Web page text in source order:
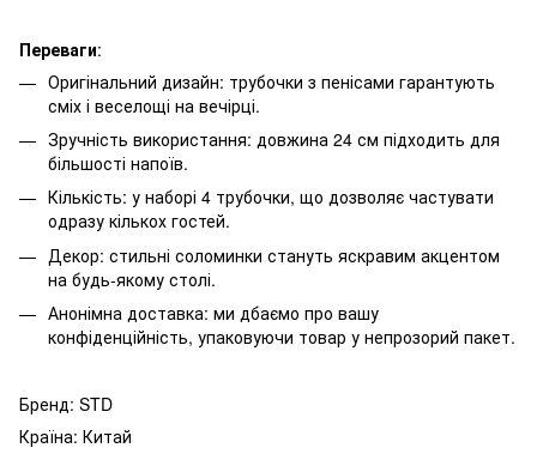
Переваги:
Оригінальний дизайн: трубочки з пенісами гарантують
сміх і веселощі на вечірці.
Зручність використання: довжина 24 см підходить для
більшості напоїв.
Кількість: у наборі 4 трубочки, що дозволяє частувати
одразу кількох гостей.
Декор: стильні соломинки стануть яскравим акцентом
на будь-якому столі.
Анонімна доставка: ми дбаємо про вашу
конфіденційність, упаковуючи товар у непрозорий пакет.
Бренд: STD
Країна: Китай